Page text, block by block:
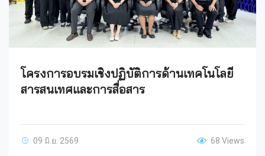
โครงการอบรมเชิงปฏิบัติการด้านเทคโนโลยี
สารสนเทศและการสื่อสาร
09 มิ.ย. 2569 68 Views